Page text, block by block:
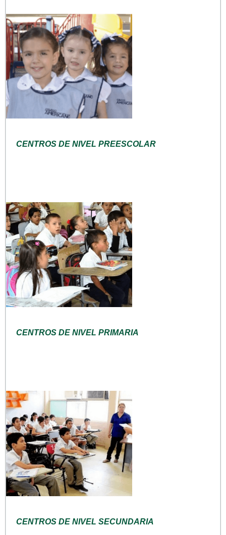
CENTROS DE NIVEL PREESCOLAR
CENTROS DE NIVEL PRIMARIA
CENTROS DE NIVEL SECUNDARIA